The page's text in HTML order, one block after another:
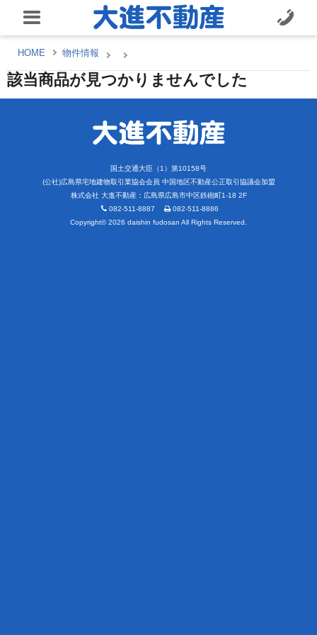
HOME 物件情報
該当商品が見つかりませんでした
国土交通大臣（1）第10158号
(公社)広島県宅地建物取引業協会会員 中国地区不動産公正取引協議会加盟
株式会社 大進不動産： 広島県広島市中区鉄砲町1-18 2F
082-511-8887
082-511-8886
Copyright© 2026 daishin fudosan All Rights Reserved.